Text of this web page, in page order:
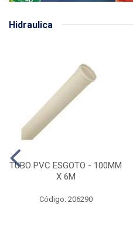
Hidraulica
TUBO PVC ESGOTO - 100MM
X 6M
Código: 206290